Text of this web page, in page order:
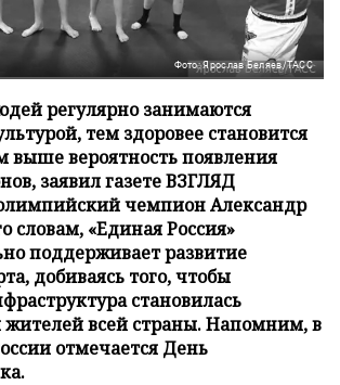
Фото: Ярослав Беляев/ТАСС
регулярно занимаются
тем здоровее становится
выше вероятность появления
заявил газете ВЗГЛЯД
чемпион Александр
словам, «Единая Россия»
поддерживает развитие
добиваясь того, чтобы
становилась
жителей всей страны. Напомним, в
отмечается День